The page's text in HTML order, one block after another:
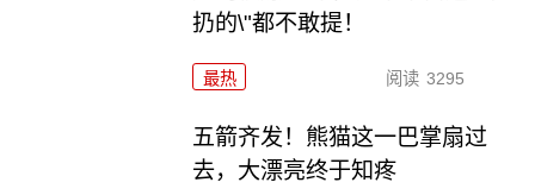
扔的\"都不敢提！
最热 阅读 3295
五箭齐发！熊猫这一巴掌扇过
去，大漂亮终于知疼